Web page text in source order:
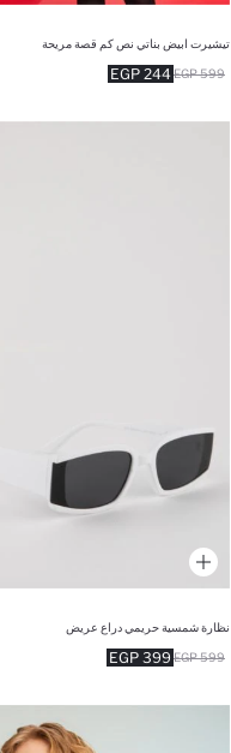
تيشيرت ابيض بناتي نص كم قصة مريحة
244 EGP 599 EGP
نظارة شمسية حريمي دراع عريض
399 EGP 599 EGP